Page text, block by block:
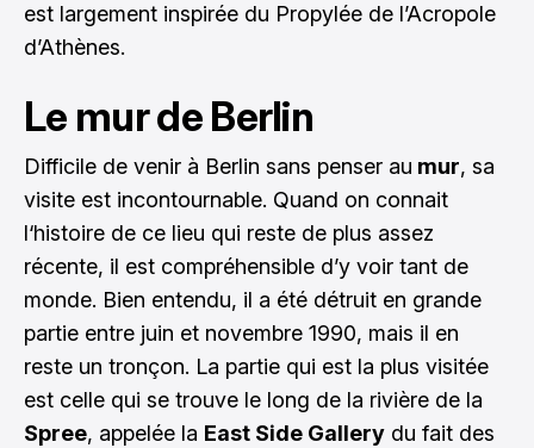
est largement inspirée du Propylée de l’Acropole
d’Athènes.
Le mur de Berlin
Difficile de venir à Berlin sans penser au mur, sa
visite est incontournable. Quand on connait
l‘histoire de ce lieu qui reste de plus assez
récente, il est compréhensible d’y voir tant de
monde. Bien entendu, il a été détruit en grande
partie entre juin et novembre 1990, mais il en
reste un tronçon. La partie qui est la plus visitée
est celle qui se trouve le long de la rivière de la
Spree, appelée la East Side Gallery du fait des